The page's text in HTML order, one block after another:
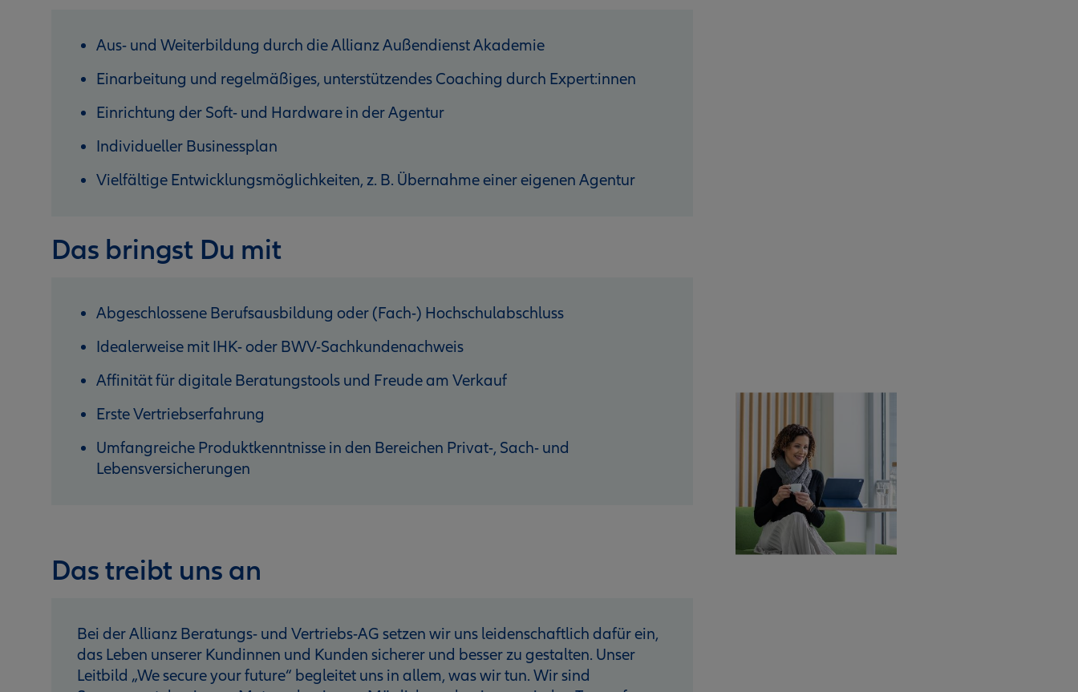
Aus- und Weiterbildung durch die Allianz Außendienst Akademie
Einarbeitung und regelmäßiges, unterstützendes Coaching durch Expert:innen
Einrichtung der Soft- und Hardware in der Agentur
Individueller Businessplan
Vielfältige Entwicklungsmöglichkeiten, z. B. Übernahme einer eigenen Agentur
Das bringst Du mit
Abgeschlossene Berufsausbildung oder (Fach-) Hochschulabschluss
Idealerweise mit IHK- oder BWV-Sachkundenachweis
Affinität für digitale Beratungstools und Freude am Verkauf
Erste Vertriebserfahrung
Umfangreiche Produktkenntnisse in den Bereichen Privat-, Sach- und
Lebensversicherungen
Das treibt uns an
Bei der Allianz Beratungs- und Vertriebs-AG setzen wir uns leidenschaftlich dafür ein,
das Leben unserer Kundinnen und Kunden sicherer und besser zu gestalten. Unser
Leitbild „We secure your future“ begleitet uns in allem, was wir tun. Wir sind